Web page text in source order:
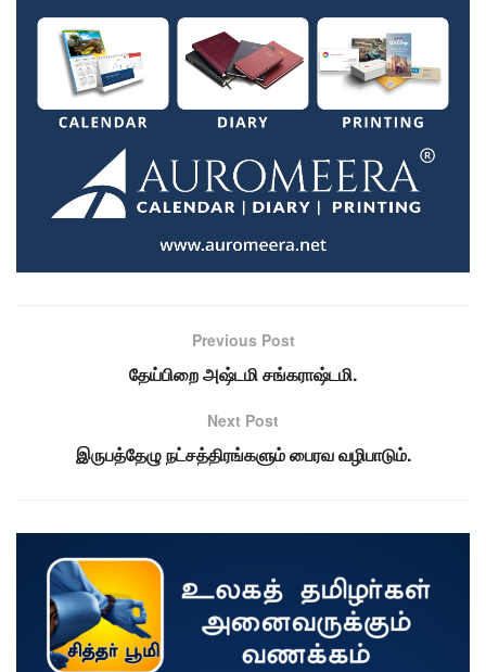
Previous Post
தேய்பிறை அஷ்டமி சங்கராஷ்டமி.
Next Post
இருபத்தேழு நட்சத்திரங்களும் பைரவ வழிபாடும்.